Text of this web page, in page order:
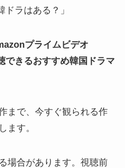
ドラはある？」
プライムビデオ
できるおすすめ韓国ドラマ
まで、今すぐ観られる作
ます。
場合があります。視聴前